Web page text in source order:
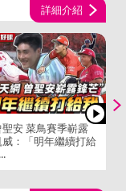
詳細介紹
安 菜鳥賽季嶄露
：「明年繼續打給